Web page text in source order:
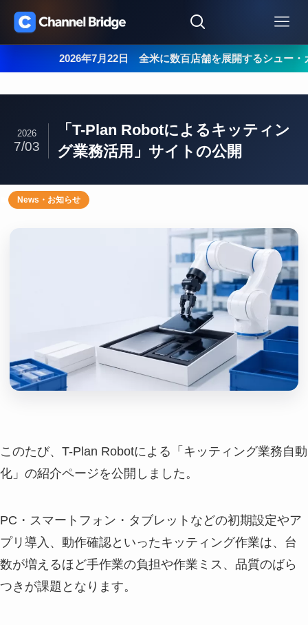
2026年7月22日 全米に数百店舗を展開するシュー・
「T-Plan Robotによるキッティン
グ業務活用」サイトの公開
2026
7/03
News・お知らせ
このたび、T-Plan Robotによる「キッティング業務自動
化」の紹介ページを公開しました。
PC・スマートフォン・タブレットなどの初期設定やア
プリ導入、動作確認といったキッティング作業は、台
数が増えるほど手作業の負担や作業ミス、品質のばら
つきが課題となります。